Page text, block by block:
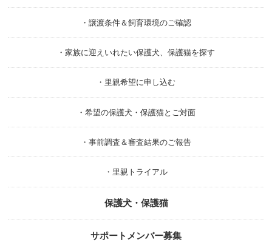
・譲渡条件＆飼育環境のご確認
・家族に迎えいれたい保護犬、保護猫を探す
・里親希望に申し込む
・希望の保護犬・保護猫とご対面
・事前調査＆審査結果のご報告
・里親トライアル
保護犬・保護猫
サポートメンバー募集